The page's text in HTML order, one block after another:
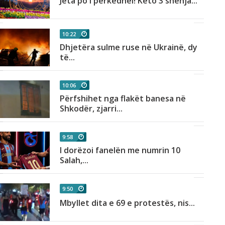
10:22
Dhjetëra sulme ruse në Ukrainë, dy
të...
10:06
Përfshihet nga flakët banesa në
Shkodër, zjarri...
9:58
I dorëzoi fanelën me numrin 10
Salah,...
9:50
Mbyllet dita e 69 e protestës, nis...